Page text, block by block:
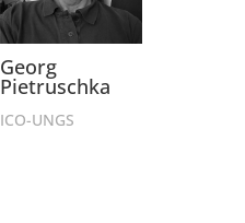
Georg
Pietruschka
ICO-UNGS